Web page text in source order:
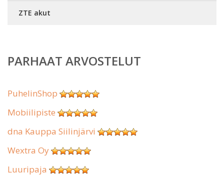
ZTE akut
PARHAAT ARVOSTELUT
PuhelinShop
Mobiilipiste
dna Kauppa Siilinjärvi
Wextra Oy
Luuripaja